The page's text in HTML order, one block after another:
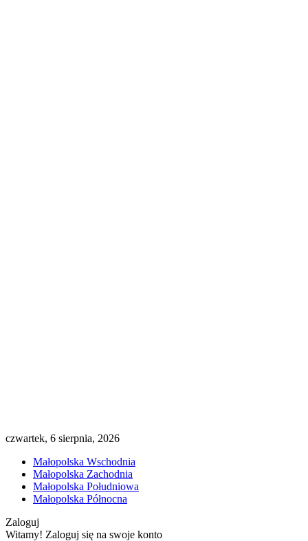
czwartek, 6 sierpnia, 2026
Małopolska Wschodnia
Małopolska Zachodnia
Małopolska Południowa
Małopolska Północna
Zaloguj
Witamy! Zaloguj się na swoje konto